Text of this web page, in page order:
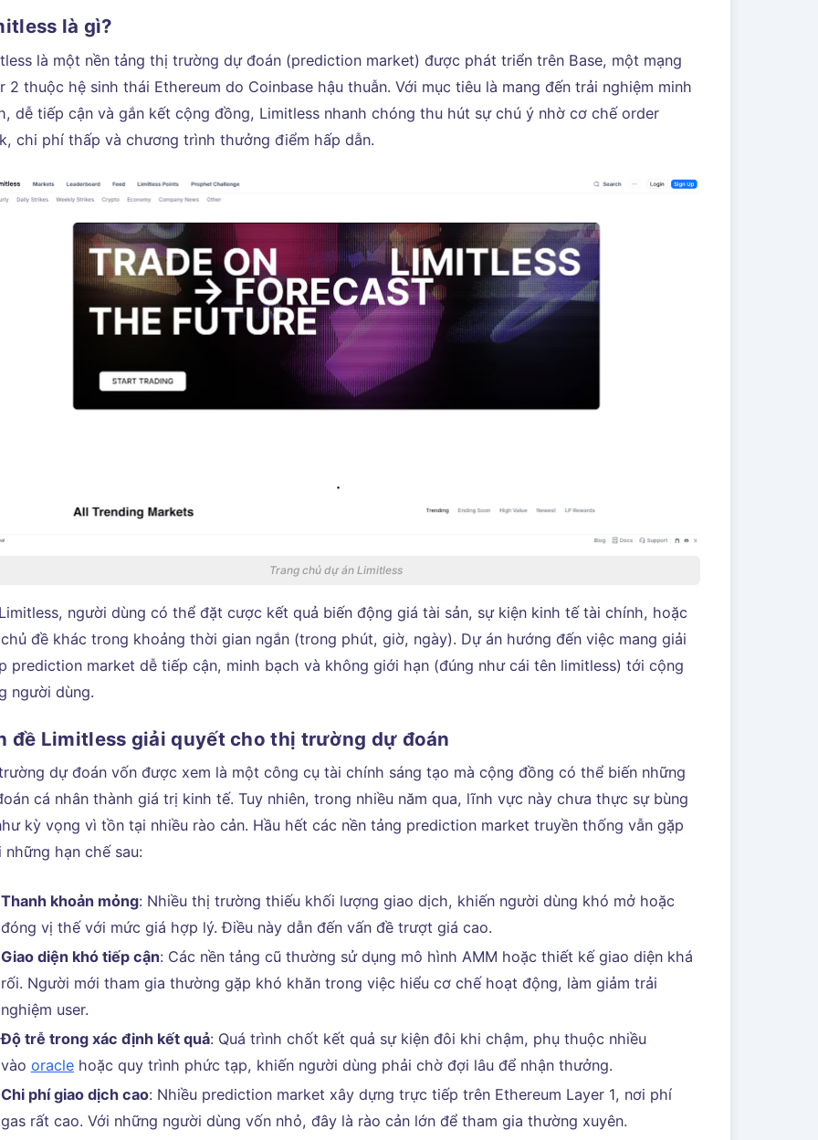
là gì?
là một nền tảng thị trường dự đoán (prediction market) được phát triển trên Base, một mạng
2 thuộc hệ sinh thái Ethereum do Coinbase hậu thuẫn. Với mục tiêu là mang đến trải nghiệm minh
dễ tiếp cận và gắn kết cộng đồng, Limitless nhanh chóng thu hút sự chú ý nhờ cơ chế order
chi phí thấp và chương trình thưởng điểm hấp dẫn.
Trang chủ dự án Limitless
người dùng có thể đặt cược kết quả biến động giá tài sản, sự kiện kinh tế tài chính, hoặc
đề khác trong khoảng thời gian ngắn (trong phút, giờ, ngày). Dự án hướng đến việc mang giải
prediction market dễ tiếp cận, minh bạch và không giới hạn (đúng như cái tên limitless) tới cộng
người dùng.
đề Limitless giải quyết cho thị trường dự đoán
dự đoán vốn được xem là một công cụ tài chính sáng tạo mà cộng đồng có thể biến những
cá nhân thành giá trị kinh tế. Tuy nhiên, trong nhiều năm qua, lĩnh vực này chưa thực sự bùng
kỳ vọng vì tồn tại nhiều rào cản. Hầu hết các nền tảng prediction market truyền thống vẫn gặp
những hạn chế sau:
Thanh khoản mỏng: Nhiều thị trường thiếu khối lượng giao dịch, khiến người dùng khó mở hoặc
đóng vị thế với mức giá hợp lý. Điều này dẫn đến vấn đề trượt giá cao.
Giao diện khó tiếp cận: Các nền tảng cũ thường sử dụng mô hình AMM hoặc thiết kế giao diện khá
rối. Người mới tham gia thường gặp khó khăn trong việc hiểu cơ chế hoạt động, làm giảm trải
nghiệm user.
Độ trễ trong xác định kết quả: Quá trình chốt kết quả sự kiện đôi khi chậm, phụ thuộc nhiều
vào oraclehoặc quy trình phức tạp, khiến người dùng phải chờ đợi lâu để nhận thưởng.
Chi phí giao dịch cao: Nhiều prediction market xây dựng trực tiếp trên Ethereum Layer 1, nơi phí
gas rất cao. Với những người dùng vốn nhỏ, đây là rào cản lớn để tham gia thường xuyên.